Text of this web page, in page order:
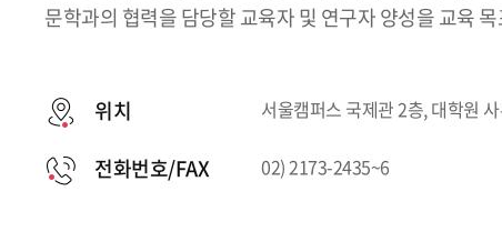
문학과의 협력을 담당할 교육자 및 연구자 양성을 교육
위치 서울캠퍼스 국제관 2층, 대학원
전화번호/FAX 02) 2173-2435~6